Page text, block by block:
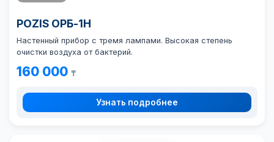
POZIS ОРБ-1Н
Настенный прибор с тремя лампами. Высокая степень
очистки воздуха от бактерий.
160 000 ₸
Узнать подробнее